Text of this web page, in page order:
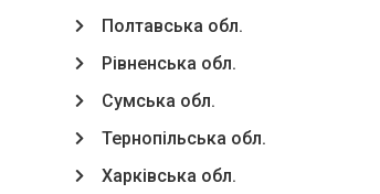
Полтавська обл.
Рівненська обл.
Сумська обл.
Тернопільська обл.
Харківська обл.